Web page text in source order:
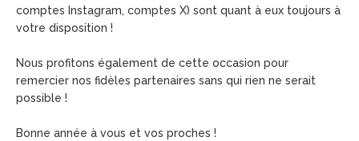
comptes Instagram, comptes X) sont quant à eux toujours à
votre disposition !
Nous profitons également de cette occasion pour
remercier nos fidèles partenaires sans qui rien ne serait
possible !
Bonne année à vous et vos proches !